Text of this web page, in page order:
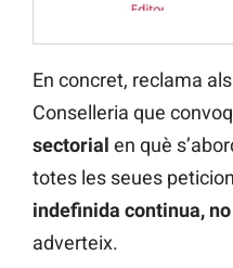
En concret, reclama
Conselleria que
sectorial en què
totes les seues
indefinida continua,
adverteix.